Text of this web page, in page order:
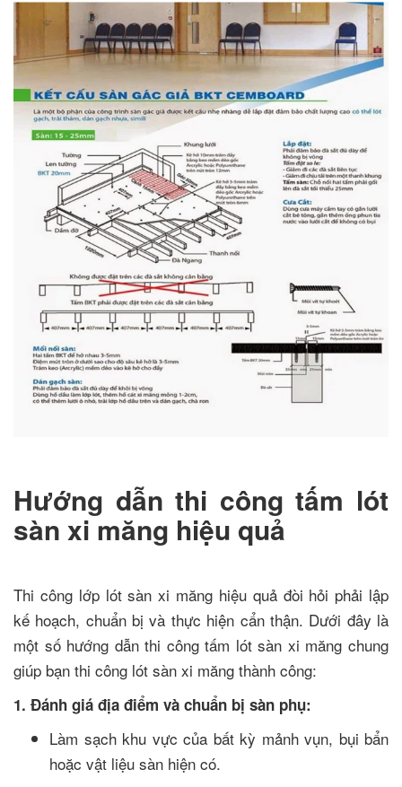
Hướng dẫn thi công tấm lót
sàn xi măng hiệu quả
Thi công lớp lót sàn xi măng hiệu quả đòi hỏi phải lập
kế hoạch, chuẩn bị và thực hiện cẩn thận. Dưới đây là
một số hướng dẫn thi công tấm lót sàn xi măng chung
giúp bạn thi công lót sàn xi măng thành công:
1. Đánh giá địa điểm và chuẩn bị sàn phụ:
Làm sạch khu vực của bất kỳ mảnh vụn, bụi bẩn
hoặc vật liệu sàn hiện có.